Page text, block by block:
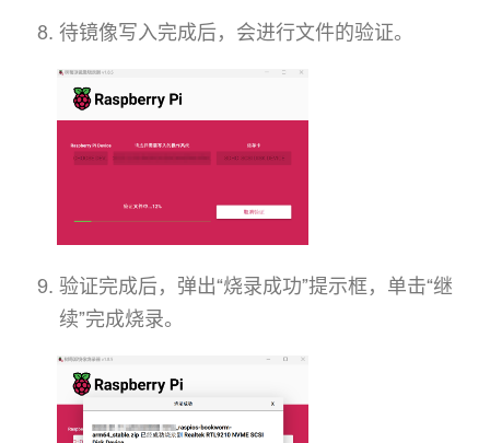
待镜像写入完成后，会进行文件的验证。
验证完成后，弹出“烧录成功”提示框，单击“继
续”完成烧录。